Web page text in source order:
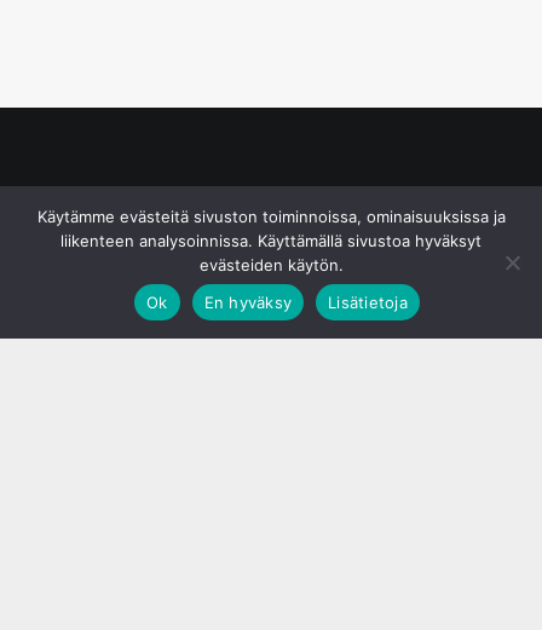
Käytämme evästeitä sivuston toiminnoissa, ominaisuuksissa ja
liikenteen analysoinnissa. Käyttämällä sivustoa hyväksyt
evästeiden käytön.
Ok
En hyväksy Lisätietoja